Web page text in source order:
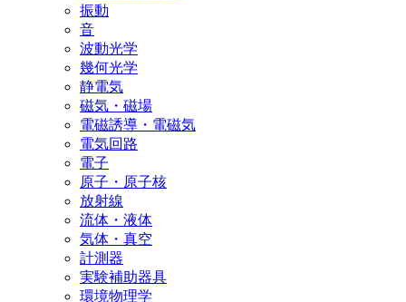
振動
音
波動光学
幾何光学
静電気
磁気・磁場
電磁誘導・電磁気
電気回路
電子
原子・原子核
放射線
流体・液体
気体・真空
計測器
実験補助器具
環境物理学